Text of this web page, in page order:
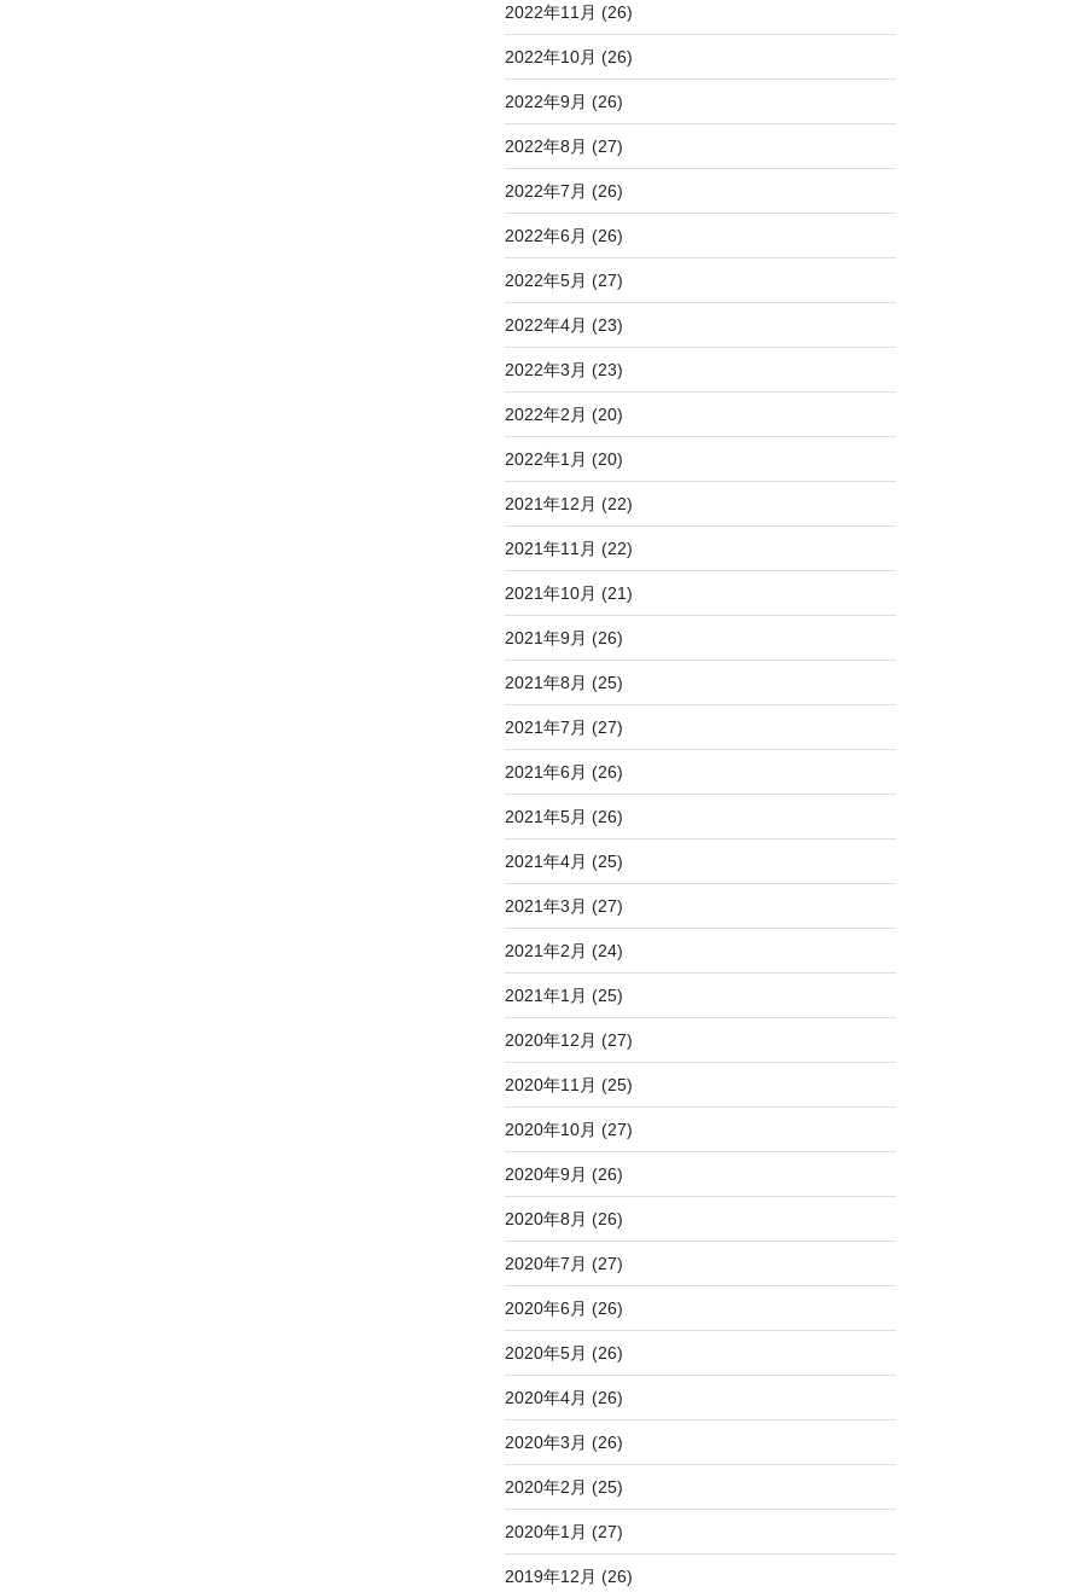
2022年11月 (26)
2022年10月 (26)
2022年9月 (26)
2022年8月 (27)
2022年7月 (26)
2022年6月 (26)
2022年5月 (27)
2022年4月 (23)
2022年3月 (23)
2022年2月 (20)
2022年1月 (20)
2021年12月 (22)
2021年11月 (22)
2021年10月 (21)
2021年9月 (26)
2021年8月 (25)
2021年7月 (27)
2021年6月 (26)
2021年5月 (26)
2021年4月 (25)
2021年3月 (27)
2021年2月 (24)
2021年1月 (25)
2020年12月 (27)
2020年11月 (25)
2020年10月 (27)
2020年9月 (26)
2020年8月 (26)
2020年7月 (27)
2020年6月 (26)
2020年5月 (26)
2020年4月 (26)
2020年3月 (26)
2020年2月 (25)
2020年1月 (27)
2019年12月 (26)